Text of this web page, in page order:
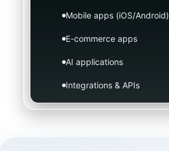
Mobile apps (iOS/Android)
E-commerce apps
AI applications
Integrations & APIs